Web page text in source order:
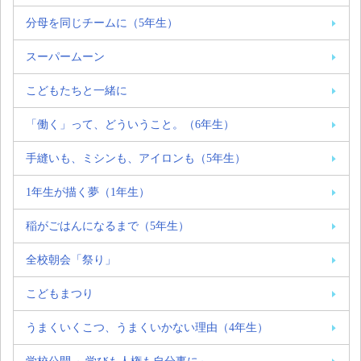
分母を同じチームに（5年生）
スーパームーン
こどもたちと一緒に
「働く」って、どういうこと。（6年生）
手縫いも、ミシンも、アイロンも（5年生）
1年生が描く夢（1年生）
稲がごはんになるまで（5年生）
全校朝会「祭り」
こどもまつり
うまくいくこつ、うまくいかない理由（4年生）